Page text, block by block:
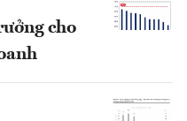
cho